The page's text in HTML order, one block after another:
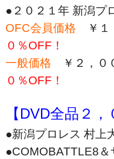
●２０２１年 新潟プ
OFC会員価格
￥
０％OFF！
一般価格
￥２，
０％OFF！
【DVD全品２，
●新潟プロレス 村上
●COMOBATTLE8＆